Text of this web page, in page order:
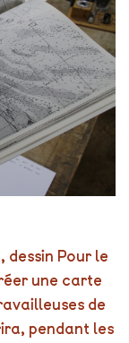
Pour le
une carte
de
pendant les